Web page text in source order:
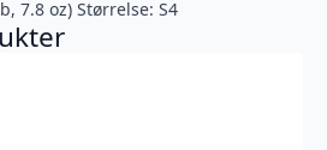
7.8 oz) Størrelse: S4